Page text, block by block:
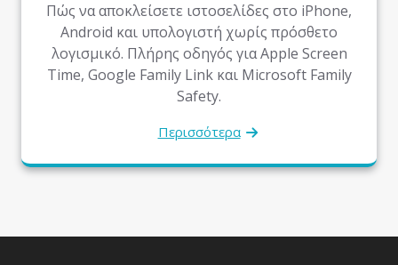
Πώς να αποκλείσετε ιστοσελίδες στο iPhone,
Android και υπολογιστή χωρίς πρόσθετο
λογισμικό. Πλήρης οδηγός για Apple Screen
Time, Google Family Link και Microsoft Family
Safety.
Περισσότερα